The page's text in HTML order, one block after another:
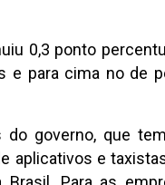
0,3 ponto
e para cima no de
do governo, que
aplicativos e